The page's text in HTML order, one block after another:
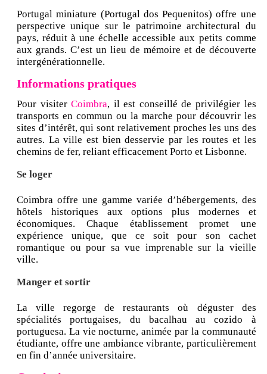
Portugal miniature (Portugal dos Pequenitos) offre une
perspective unique sur le patrimoine architectural du
pays, réduit à une échelle accessible aux petits comme
aux grands. C’est un lieu de mémoire et de découverte
intergénérationnelle.
Informations pratiques
Pour visiterCoimbra, il est conseillé de privilégier les
transports en commun ou la marche pour découvrir les
sites d’intérêt, qui sont relativement proches les uns des
autres. La ville est bien desservie par les routes et les
chemins de fer, reliant efficacement Porto et Lisbonne.
Se loger
Coimbra offre une gamme variée d’hébergements, des
hôtels historiques aux options plus modernes et
économiques. Chaque établissement promet une
expérience unique, que ce soit pour son cachet
romantique ou pour sa vue imprenable sur la vieille
ville.
Manger et sortir
La ville regorge de restaurants où déguster des
spécialités portugaises, du bacalhau au cozido à
portuguesa. La vie nocturne, animée par la communauté
étudiante, offre une ambiance vibrante, particulièrement
en fin d’année universitaire.